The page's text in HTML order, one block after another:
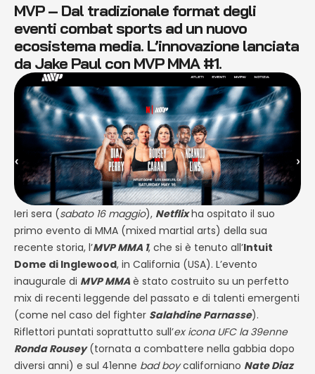
MVP – Dal tradizionale format degli
eventi combat sports ad un nuovo
ecosistema media. L’innovazione lanciata
da Jake Paul con MVP MMA #1.
Ieri sera (sabato 16 maggio), Netflixha ospitato il suo
primo evento di MMA (mixed martial arts) della sua
recente storia, l’MVP MMA 1, che si è tenuto all’Intuit
Dome di Inglewood, in California (USA). L’evento
inaugurale di MVP MMA è stato costruito su un perfetto
mix di recenti leggende del passato e di talenti emergenti
(come nel caso del fighter Salahdine Parnasse).
Riflettori puntati soprattutto sull’ex icona UFC la 39enne
Ronda Rousey(tornata a combattere nella gabbia dopo
diversi anni) e sul 41enne bad boycaliforniano Nate Diaz